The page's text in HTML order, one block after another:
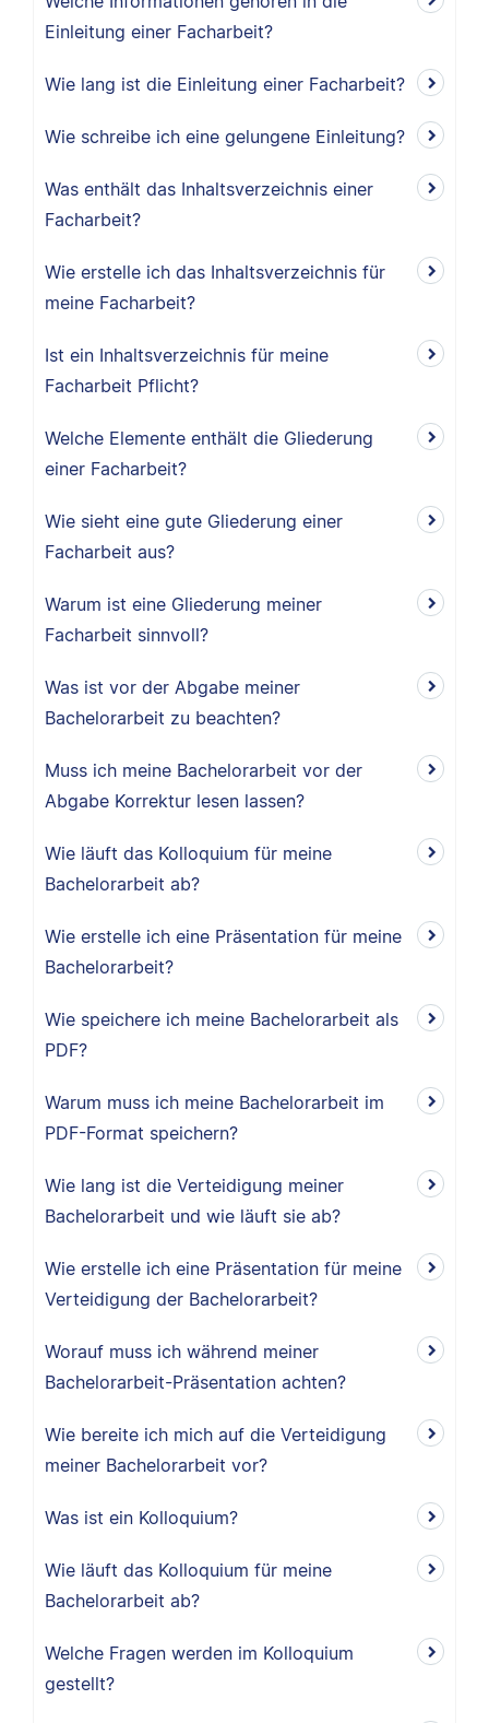
Einleitung einer Facharbeit?
Wie lang ist die Einleitung einer Facharbeit?
Wie schreibe ich eine gelungene Einleitung?
Was enthält das Inhaltsverzeichnis einer
Facharbeit?
Wie erstelle ich das Inhaltsverzeichnis für
meine Facharbeit?
Ist ein Inhaltsverzeichnis für meine
Facharbeit Pflicht?
Welche Elemente enthält die Gliederung
einer Facharbeit?
Wie sieht eine gute Gliederung einer
Facharbeit aus?
Warum ist eine Gliederung meiner
Facharbeit sinnvoll?
Was ist vor der Abgabe meiner
Bachelorarbeit zu beachten?
Muss ich meine Bachelorarbeit vor der
Abgabe Korrektur lesen lassen?
Wie läuft das Kolloquium für meine
Bachelorarbeit ab?
Wie erstelle ich eine Präsentation für meine
Bachelorarbeit?
Wie speichere ich meine Bachelorarbeit als
PDF?
Warum muss ich meine Bachelorarbeit im
PDF-Format speichern?
Wie lang ist die Verteidigung meiner
Bachelorarbeit und wie läuft sie ab?
Wie erstelle ich eine Präsentation für meine
Verteidigung der Bachelorarbeit?
Worauf muss ich während meiner
Bachelorarbeit-Präsentation achten?
Wie bereite ich mich auf die Verteidigung
meiner Bachelorarbeit vor?
Was ist ein Kolloquium?
Wie läuft das Kolloquium für meine
Bachelorarbeit ab?
Welche Fragen werden im Kolloquium
gestellt?